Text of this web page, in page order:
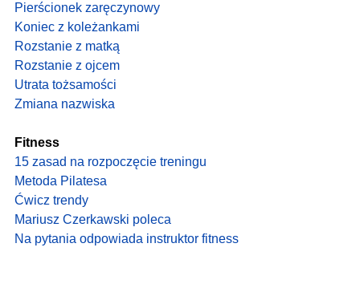
Pierścionek zaręczynowy
Koniec z koleżankami
Rozstanie z matką
Rozstanie z ojcem
Utrata tożsamości
Zmiana nazwiska
Fitness
15 zasad na rozpoczęcie treningu
Metoda Pilatesa
Ćwicz trendy
Mariusz Czerkawski poleca
Na pytania odpowiada instruktor fitness